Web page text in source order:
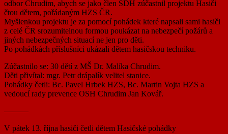
odbor Chrudim, abych se jako člen SDH zúčastnil projektu Hasiči
čtou dětem, pořádaným HZS ČR.
Myšlenkou projektu je za pomocí pohádek které napsali sami hasiči
z celé ČR srozumitelnou formou poukázat na nebezpečí požárů a
jiných nebezpečných situací ne jen pro děti.
Po pohádkách příslušníci ukázali dětem hasičskou techniku.
Zúčastnilo se: 30 dětí z MŠ Dr. Malíka Chrudim.
Děti přivítal: mgr. Petr drápalík velitel stanice.
Pohádky četli: Bc. Pavel Hrbek​ HZS​, Bc. Martin Vojta​ HZS​ a ​
vedoucí rady prevence OSH Chrudim ​Jan Kovář.
———
V pátek 13. října hasiči četli dětem Hasičské pohádky